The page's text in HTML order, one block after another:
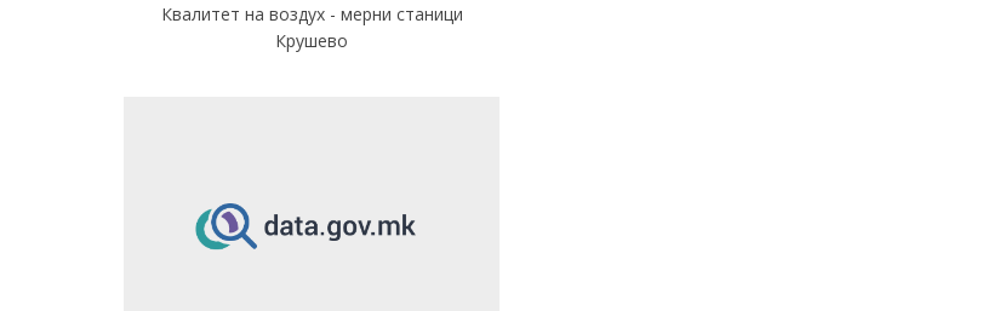
Квалитет на воздух - мерни станици
Крушево